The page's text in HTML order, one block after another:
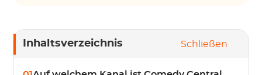
Inhaltsverzeichnis Schließen